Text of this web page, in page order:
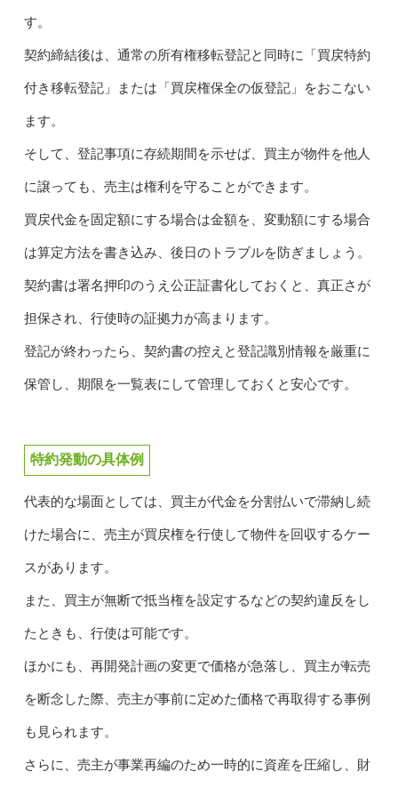
す。
契約締結後は、通常の所有権移転登記と同時に「買戻特約
付き移転登記」または「買戻権保全の仮登記」をおこない
ます。
そして、登記事項に存続期間を示せば、買主が物件を他人
に譲っても、売主は権利を守ることができます。
買戻代金を固定額にする場合は金額を、変動額にする場合
は算定方法を書き込み、後日のトラブルを防ぎましょう。
契約書は署名押印のうえ公正証書化しておくと、真正さが
担保され、行使時の証拠力が高まります。
登記が終わったら、契約書の控えと登記識別情報を厳重に
保管し、期限を一覧表にして管理しておくと安心です。
特約発動の具体例
代表的な場面としては、買主が代金を分割払いで滞納し続
けた場合に、売主が買戻権を行使して物件を回収するケー
スがあります。
また、買主が無断で抵当権を設定するなどの契約違反をし
たときも、行使は可能です。
ほかにも、再開発計画の変更で価格が急落し、買主が転売
を断念した際、売主が事前に定めた価格で再取得する事例
も見られます。
さらに、売主が事業再編のため一時的に資産を圧縮し、財